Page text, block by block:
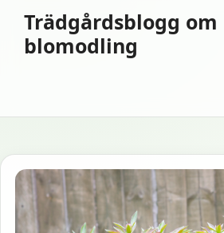
innehåll
Trädgårdsblogg om
blomodling